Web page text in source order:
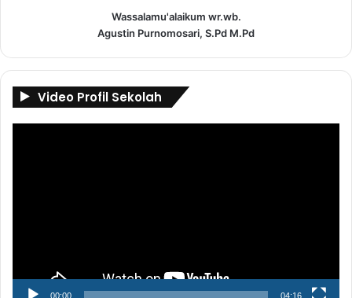
Wassalamu'alaikum wr.wb.
Agustin Purnomosari, S.Pd M.Pd
Video Profil Sekolah
00:00 04:16